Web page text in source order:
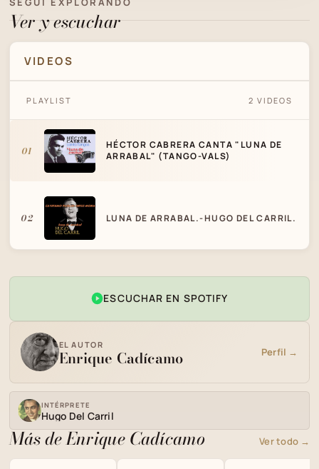
Ver y escuchar
VIDEOS
PLAYLIST 2 VIDEOS
01
HÉCTOR CABRERA CANTA "LUNA DE
ARRABAL" (TANGO-VALS)
02 LUNA DE ARRABAL.-HUGO DEL CARRIL.
ESCUCHAR EN SPOTIFY
EL AUTOR
Enrique Cadícamo Perfil →
INTÉRPRETE
Hugo Del Carril
Más de Enrique Cadícamo Ver todo →